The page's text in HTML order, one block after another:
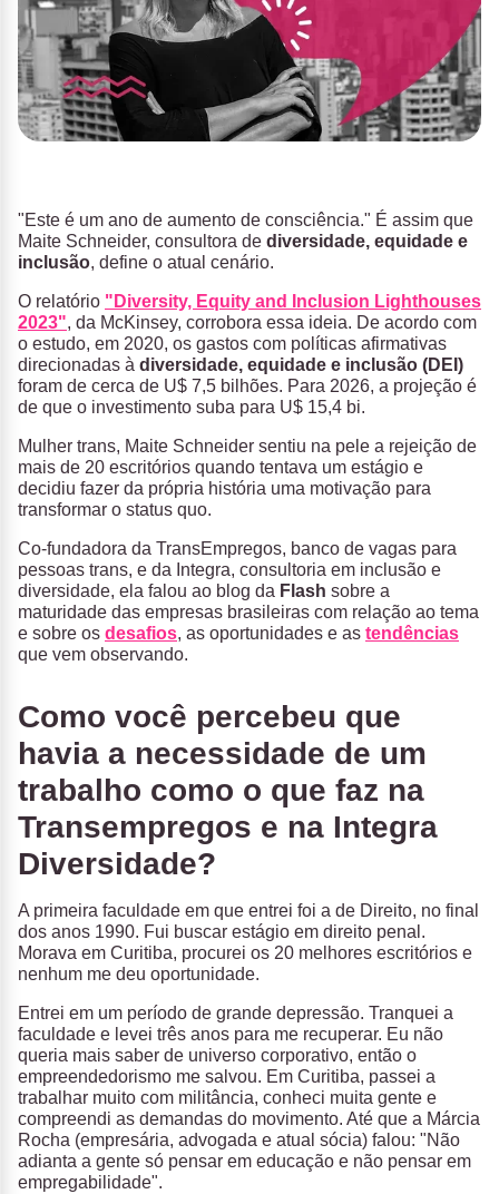
"Este é um ano de aumento de consciência." É assim que
Maite Schneider, consultora de diversidade, equidade e
inclusão, define o atual cenário.
O relatório "Diversity, Equity and Inclusion Lighthouses
2023", da McKinsey, corrobora essa ideia. De acordo com
o estudo, em 2020, os gastos com políticas afirmativas
direcionadas à diversidade, equidade e inclusão (DEI)
foram de cerca de U$ 7,5 bilhões. Para 2026, a projeção é
de que o investimento suba para U$ 15,4 bi.
Mulher trans, Maite Schneider sentiu na pele a rejeição de
mais de 20 escritórios quando tentava um estágio e
decidiu fazer da própria história uma motivação para
transformar o status quo.
Co-fundadora da TransEmpregos, banco de vagas para
pessoas trans, e da Integra, consultoria em inclusão e
diversidade, ela falou ao blog da Flash sobre a
maturidade das empresas brasileiras com relação ao tema
e sobre os desafios, as oportunidades e as tendências
que vem observando.
Como você percebeu que
havia a necessidade de um
trabalho como o que faz na
Transempregos e na Integra
Diversidade?
A primeira faculdade em que entrei foi a de Direito, no final
dos anos 1990. Fui buscar estágio em direito penal.
Morava em Curitiba, procurei os 20 melhores escritórios e
nenhum me deu oportunidade.
Entrei em um período de grande depressão. Tranquei a
faculdade e levei três anos para me recuperar. Eu não
queria mais saber de universo corporativo, então o
empreendedorismo me salvou. Em Curitiba, passei a
trabalhar muito com militância, conheci muita gente e
compreendi as demandas do movimento. Até que a Márcia
Rocha (empresária, advogada e atual sócia) falou: "Não
adianta a gente só pensar em educação e não pensar em
empregabilidade".